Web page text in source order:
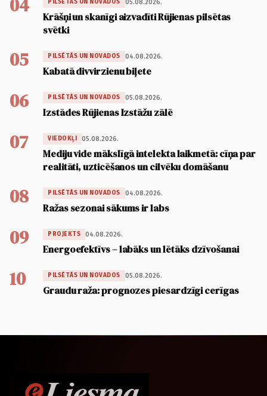
04 PILSĒTĀS UN NOVADOS 05.08.2026.
Krāšņi un skanīgi aizvadīti Rūjienas pilsētas
svētki
05 PILSĒTĀS UN NOVADOS 04.08.2026.
Kabatā divvirzienu biļete
06 PILSĒTĀS UN NOVADOS 05.08.2026.
Izstādes Rūjienas Izstāžu zālē
07 VIEDOKĻI 05.08.2026.
Mediju vide mākslīgā intelekta laikmetā: cīņa par
realitāti, uzticēšanos un cilvēku domāšanu
08 PILSĒTĀS UN NOVADOS 04.08.2026.
Ražas sezonai sākums ir labs
09 PROJEKTS 04.08.2026.
Energoefektīvs – labāks un lētāks dzīvošanai
10 PILSĒTĀS UN NOVADOS 05.08.2026.
Graudu raža: prognozes piesardzīgi cerīgas